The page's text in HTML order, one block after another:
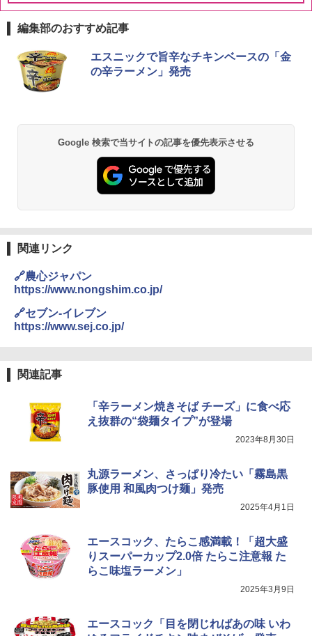
編集部のおすすめ記事
エスニックで旨辛なチキンベースの「金
の辛ラーメン」発売
Google 検索で当サイトの記事を優先表示させる
関連リンク
🔗農心ジャパン
https://www.nongshim.co.jp/
🔗セブン-イレブン
https://www.sej.co.jp/
関連記事
「辛ラーメン焼きそば チーズ」に食べ応
え抜群の“袋麺タイプ”が登場
2023年8月30日
丸源ラーメン、さっぱり冷たい「霧島黒
豚使用 和風肉つけ麺」発売
2025年4月1日
エースコック、たらこ感満載！「超大盛
りスーパーカップ2.0倍 たらこ注意報 た
らこ味塩ラーメン」
2025年3月9日
エースコック「目を閉じればあの味 いわ